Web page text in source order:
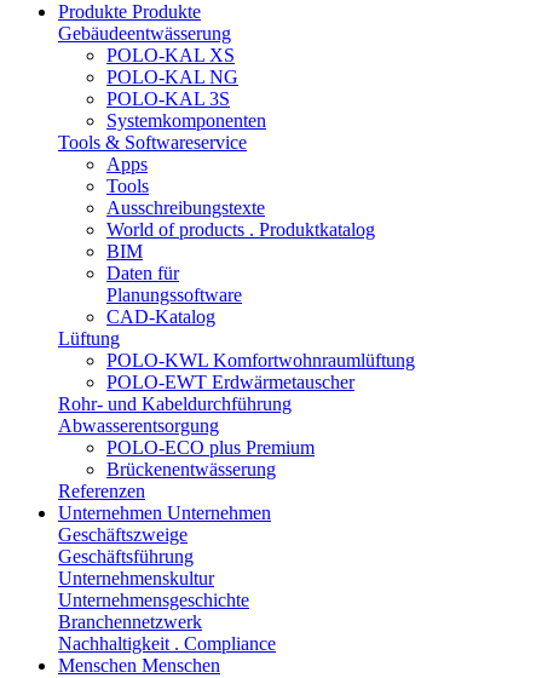
Produkte Produkte
Gebäudeentwässerung
POLO-KAL XS
POLO-KAL NG
POLO-KAL 3S
Systemkomponenten
Tools & Softwareservice
Apps
Tools
Ausschreibungstexte
World of products . Produktkatalog
BIM
Daten für
Planungssoftware
CAD-Katalog
Lüftung
POLO-KWL Komfortwohnraumlüftung
POLO-EWT Erdwärmetauscher
Rohr- und Kabeldurchführung
Abwasserentsorgung
POLO-ECO plus Premium
Brückenentwässerung
Referenzen
Unternehmen Unternehmen
Geschäftszweige
Geschäftsführung
Unternehmenskultur
Unternehmensgeschichte
Branchennetzwerk
Nachhaltigkeit . Compliance
Menschen Menschen